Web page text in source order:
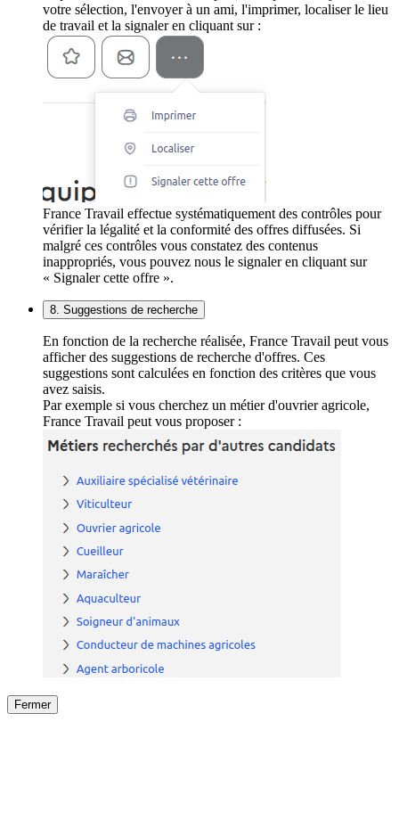
votre sélection, l'envoyer à un ami, l'imprimer, localiser le lieu
de travail et la signaler en cliquant sur :
France Travail effectue systématiquement des contrôles pour
vérifier la légalité et la conformité des offres diffusées. Si
malgré ces contrôles vous constatez des contenus
inappropriés, vous pouvez nous le signaler en cliquant sur
« Signaler cette offre ».
8. Suggestions de recherche
En fonction de la recherche réalisée, France Travail peut vous
afficher des suggestions de recherche d'offres. Ces
suggestions sont calculées en fonction des critères que vous
avez saisis.
Par exemple si vous cherchez un métier d'ouvrier agricole,
France Travail peut vous proposer :
Fermer